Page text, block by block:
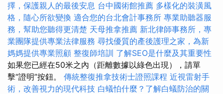
擇，保護親人的最後安息 台中國術館推薦 多樣化的裝潢風
格，隨心所欲變換 適合您的台北會計事務所 專業助聽器服
務，幫助您聽得更清楚 天母推拿推薦 新北律師事務所，專
業團隊提供專業法律服務 尋找優質的產後護理之家，為新
媽媽提供專業照顧 整復師培訓 了解SEO是什麼及其重要性
如果您已經在50米之內（距離數據以綠色出現），請單
擊“證明”按鈕。 傳統整復推拿技術士證照課程 近視雷射手
術，改善視力的現代科技 白蟻怕什麼？了解白蟻防治的關